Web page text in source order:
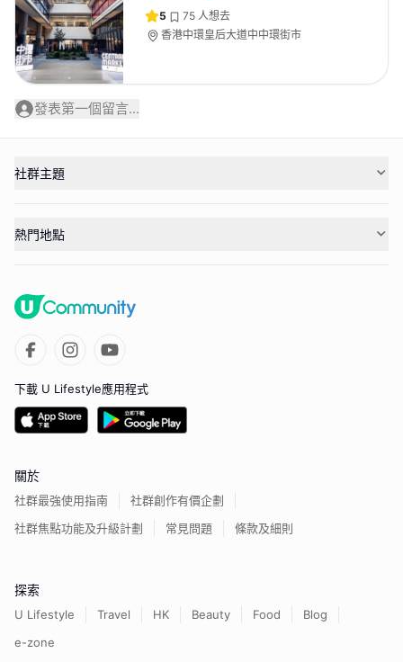
5 75 人想去
香港中環皇后大道中中環街市
發表第一個留言...
社群主題
熱門地點
下載 U Lifestyle應用程式
關於
社群最強使用指南
社群創作有價企劃
社群焦點功能及升級計劃
常見問題 條款及細則
探索
U Lifestyle Travel HK Beauty Food
Blog
e-zone